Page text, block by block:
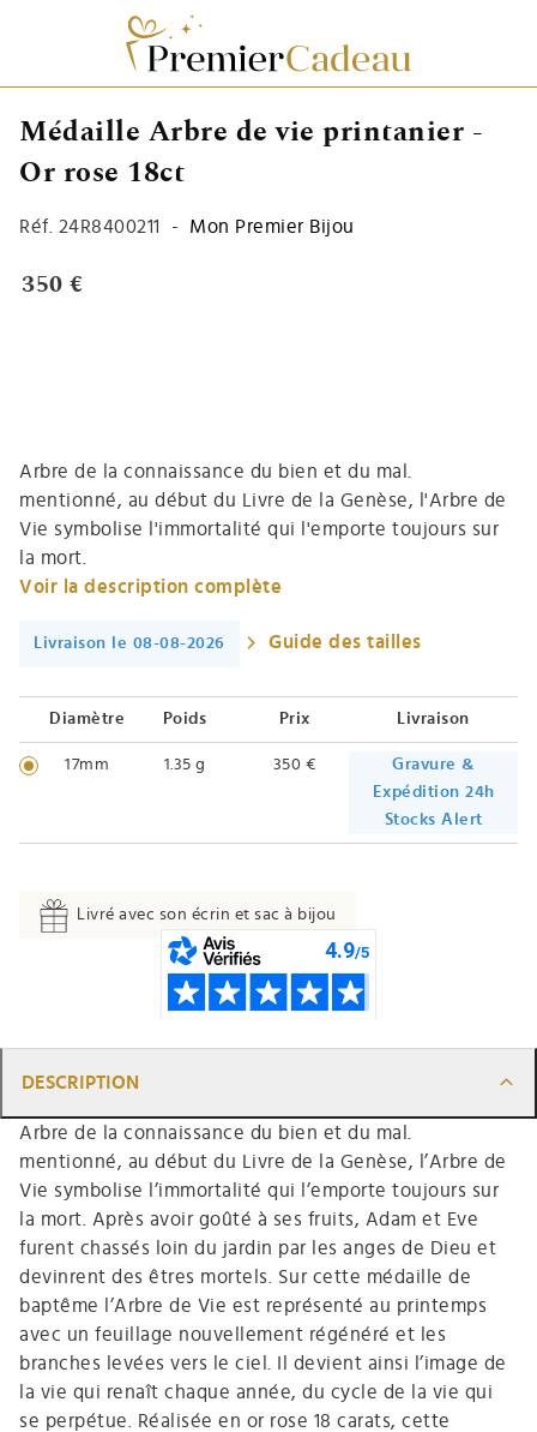
Médaille Arbre de vie printanier -
Or rose 18ct
Réf. 24R8400211 - Mon Premier Bijou
350 €
Arbre de la connaissance du bien et du mal.
mentionné, au début du Livre de la Genèse, l'Arbre de
Vie symbolise l'immortalité qui l'emporte toujours sur
la mort.
Voir la description complète
Livraison le 08-08-2026 Guide des tailles
Diamètre Poids Prix Livraison
17mm 1.35 g 350 €
Gravure &
Expédition 24h
Stocks Alert
Livré avec son écrin et sac à bijou
DESCRIPTION
Arbre de la connaissance du bien et du mal.
mentionné, au début du Livre de la Genèse, l’Arbre de
Vie symbolise l’immortalité qui l’emporte toujours sur
la mort. Après avoir goûté à ses fruits, Adam et Eve
furent chassés loin du jardin par les anges de Dieu et
devinrent des êtres mortels. Sur cette médaille de
baptême l’Arbre de Vie est représenté au printemps
avec un feuillage nouvellement régénéré et les
branches levées vers le ciel. Il devient ainsi l’image de
la vie qui renaît chaque année, du cycle de la vie qui
se perpétue. Réalisée en or rose 18 carats, cette